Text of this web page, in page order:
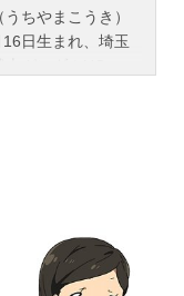
ちやまこうき）
日生まれ、埼玉
ーを多く演じて